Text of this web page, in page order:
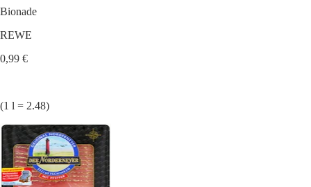
Bionade
REWE
0,99 €
(1 l = 2.48)